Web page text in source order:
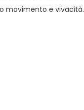
movimento e vivacità.